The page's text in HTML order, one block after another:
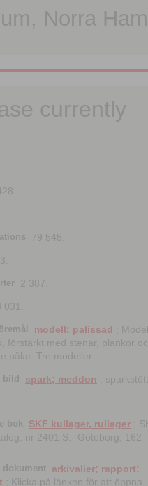
Norra
currently
79 545.
2 387.
031.
modell; palissad
;
förstärkt med stenar, plankor
pålar. Tre modeller.
spark; meddon ;
bok SKF kullager, rullager ;
nr 2401 S.- Göteborg, 162
dokument arkivalier; rapport;
; Klicka på länken för att öppna